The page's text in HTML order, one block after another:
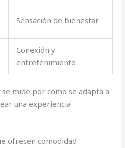
Sensación de bienestar
Conexión y
entretenimiento
mide por cómo se adapta a
una experiencia
ofrecen comodidad